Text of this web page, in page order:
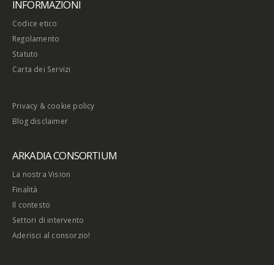
INFORMAZIONI
Codice etico
Regolamento
Statuto
Carta dei Servizi
Privacy & cookie policy
Blog disclaimer
ARKADIA CONSORTIUM
La nostra Vision
Finalità
Il contesto
Settori di intervento
Aderisci al consorzio!